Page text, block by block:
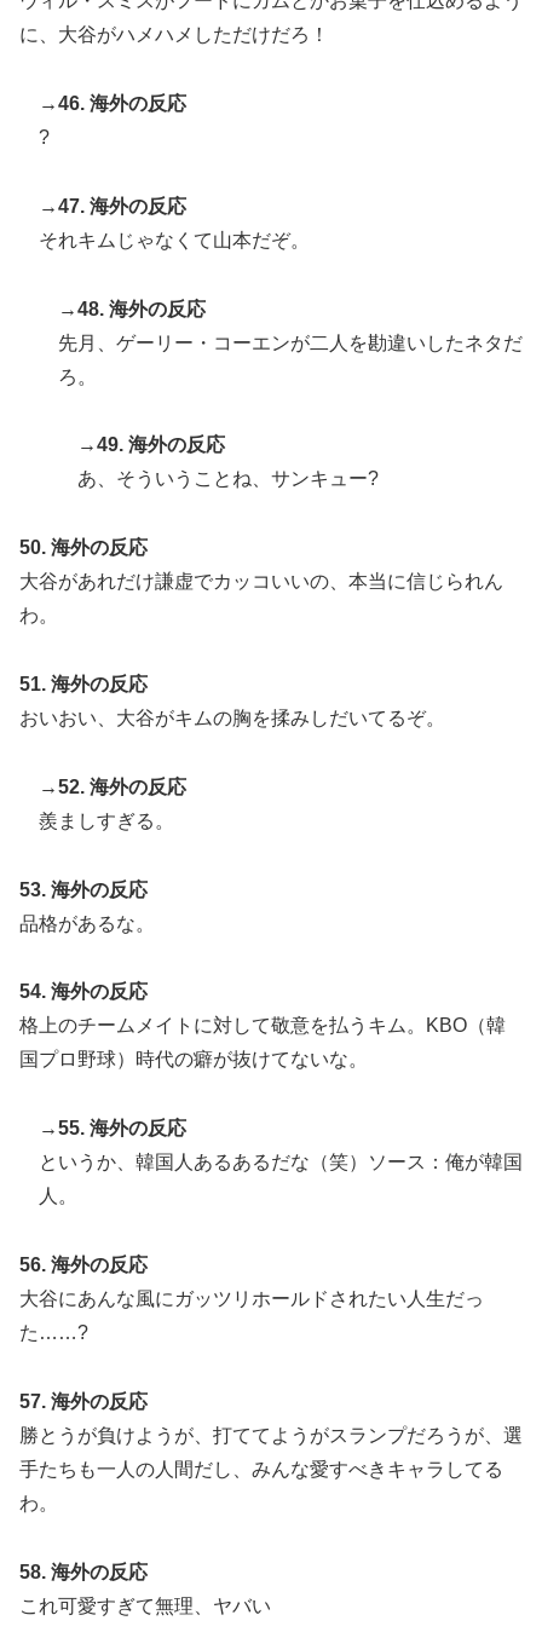
に、大谷がハメハメしただけだろ！
→46. 海外の反応
?
→47. 海外の反応
それキムじゃなくて山本だぞ。
→48. 海外の反応
先月、ゲーリー・コーエンが二人を勘違いしたネタだ
ろ。
→49. 海外の反応
あ、そういうことね、サンキュー?
50. 海外の反応
大谷があれだけ謙虚でカッコいいの、本当に信じられん
わ。
51. 海外の反応
おいおい、大谷がキムの胸を揉みしだいてるぞ。
→52. 海外の反応
羨ましすぎる。
53. 海外の反応
品格があるな。
54. 海外の反応
格上のチームメイトに対して敬意を払うキム。KBO（韓
国プロ野球）時代の癖が抜けてないな。
→55. 海外の反応
というか、韓国人あるあるだな（笑）ソース：俺が韓国
人。
56. 海外の反応
大谷にあんな風にガッツリホールドされたい人生だっ
た……?
57. 海外の反応
勝とうが負けようが、打ててようがスランプだろうが、選
手たちも一人の人間だし、みんな愛すべきキャラしてる
わ。
58. 海外の反応
これ可愛すぎて無理、ヤバい